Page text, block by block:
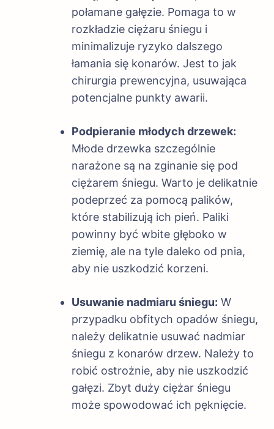
połamane gałęzie. Pomaga to w
rozkładzie ciężaru śniegu i
minimalizuje ryzyko dalszego
łamania się konarów. Jest to jak
chirurgia prewencyjna, usuwająca
potencjalne punkty awarii.
Podpieranie młodych drzewek:
Młode drzewka szczególnie
narażone są na zginanie się pod
ciężarem śniegu. Warto je delikatnie
podeprzeć za pomocą palików,
które stabilizują ich pień. Paliki
powinny być wbite głęboko w
ziemię, ale na tyle daleko od pnia,
aby nie uszkodzić korzeni.
Usuwanie nadmiaru śniegu: W
przypadku obfitych opadów śniegu,
należy delikatnie usuwać nadmiar
śniegu z konarów drzew. Należy to
robić ostrożnie, aby nie uszkodzić
gałęzi. Zbyt duży ciężar śniegu
może spowodować ich pęknięcie.